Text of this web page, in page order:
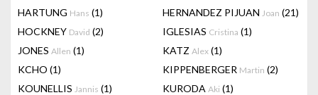
HARTUNG Hans (1) HERNANDEZ PIJUAN Joan (21)
HOCKNEY David (2) IGLESIAS Cristina (1)
JONES Allen (1) KATZ Alex (1)
KCHO (1) KIPPENBERGER Martin (2)
KOUNELLIS Jannis (1) KURODA Aki (1)